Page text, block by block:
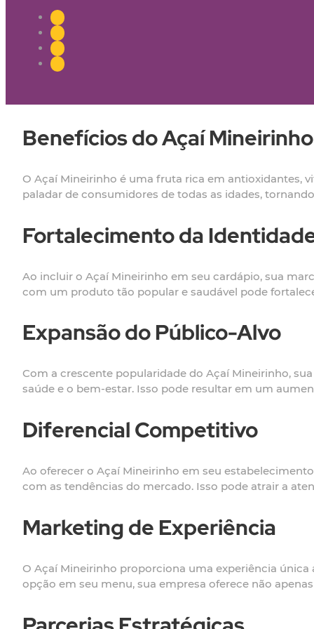
Benefícios do Açaí
O Açaí Mineirinho é uma fruta rica em antioxidantes,
paladar de consumidores de todas as idades,
Fortalecimento da
Ao incluir o Açaí Mineirinho em seu cardápio, sua
com um produto tão popular e saudável pode
Expansão do Público-Alvo
Com a crescente popularidade do Açaí Mineirinho,
saúde e o bem-estar. Isso pode resultar em um
Diferencial Competitivo
Ao oferecer o Açaí Mineirinho em seu
com as tendências do mercado. Isso pode atrair a
Marketing de Experiência
O Açaí Mineirinho proporciona uma experiência
opção em seu menu, sua empresa oferece não